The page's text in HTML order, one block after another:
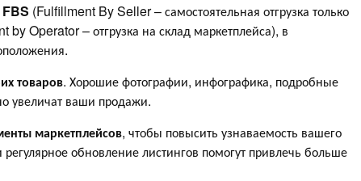
FBS (Fulfillment By Seller – самостоятельная отгрузка только
by Operator – отгрузка на склад маркетплейса), в
товаров. Хорошие фотографии, инфографика, подробные
увеличат ваши продажи.
маркетплейсов, чтобы повысить узнаваемость вашего
обновление листингов помогут привлечь больше